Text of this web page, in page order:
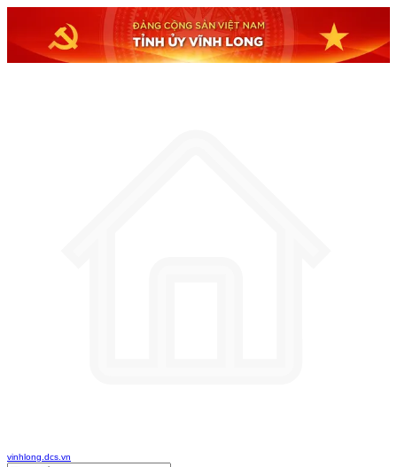
vinhlong.dcs.vn